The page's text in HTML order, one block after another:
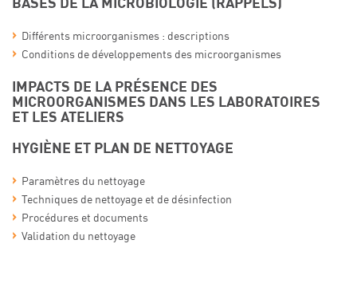
BASES DE LA MICROBIOLOGIE (RAPPELS)
Différents microorganismes : descriptions
Conditions de développements des microorganismes
IMPACTS DE LA PRÉSENCE DES
MICROORGANISMES DANS LES LABORATOIRES
ET LES ATELIERS
HYGIÈNE ET PLAN DE NETTOYAGE
Paramètres du nettoyage
Techniques de nettoyage et de désinfection
Procédures et documents
Validation du nettoyage